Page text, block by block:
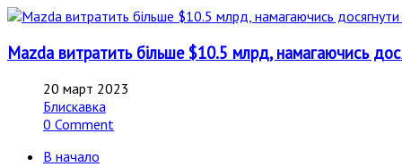
Mazda витратить більше $10.5 млрд, намагаючись
20 март 2023
Блискавка
0 Comment
В начало